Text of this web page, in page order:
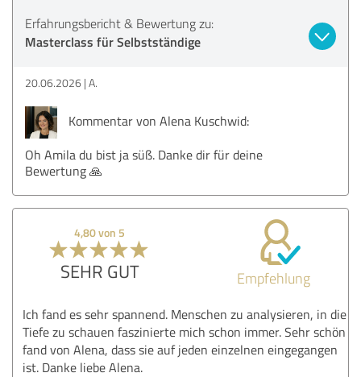
Erfahrungsbericht & Bewertung zu:
Masterclass für Selbstständige
20.06.2026 A.
Kommentar von Alena Kuschwid:
Oh Amila du bist ja süß. Danke dir für deine
Bewertung 🙏
4,80 von 5
SEHR GUT Empfehlung
Ich fand es sehr spannend. Menschen zu analysieren, in die
Tiefe zu schauen faszinierte mich schon immer. Sehr schön
fand von Alena, dass sie auf jeden einzelnen eingegangen
ist. Danke liebe Alena.